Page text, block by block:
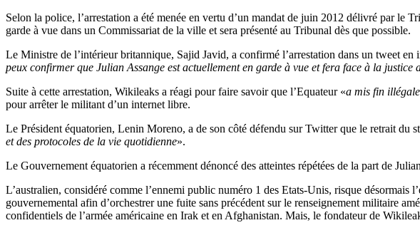
Selon la police, l’arrestation a été menée en vertu d’un mandat de juin 2012 délivré par le
garde à vue dans un Commissariat de la ville et sera présenté au Tribunal dès que possible.
Le Ministre de l’intérieur britannique, Sajid Javid, a confirmé l’arrestation dans un tweet en
peux confirmer que Julian Assange est actuellement en garde à vue et fera face à la justice
Suite à cette arrestation, Wikileaks a réagi pour faire savoir que l’Equateur «a mis fin
pour arrêter le militant d’un internet libre.
Le Président équatorien, Lenin Moreno, a de son côté défendu sur Twitter que le retrait du
et des protocoles de la vie quotidienne».
Le Gouvernement équatorien a récemment dénoncé des atteintes répétées de la part de
L’australien, considéré comme l’ennemi public numéro 1 des Etats-Unis, risque
gouvernemental afin d’orchestrer une fuite sans précédent sur le renseignement militaire
confidentiels de l’armée américaine en Irak et en Afghanistan. Mais, le fondateur de